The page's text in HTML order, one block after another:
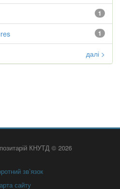
1
1
далі >
КНУТД © 2026
зв’язок
сайту